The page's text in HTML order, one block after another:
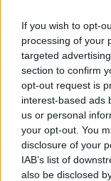
If you wish to opt-
processing of your
targeted
section to confirm
opt-out request is
interest-based ads
us or personal
your opt-out. You
disclosure of your
IAB’s list of
also be disclosed
Sécurité